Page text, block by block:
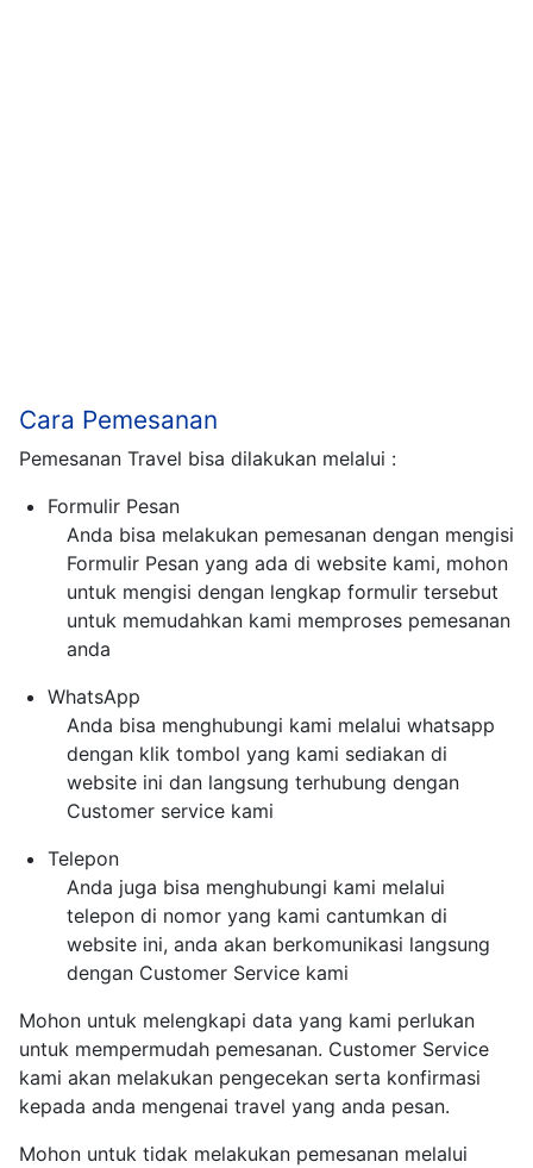
Cara Pemesanan
Pemesanan Travel bisa dilakukan melalui :
Formulir Pesan
Anda bisa melakukan pemesanan dengan mengisi
Formulir Pesan yang ada di website kami, mohon
untuk mengisi dengan lengkap formulir tersebut
untuk memudahkan kami memproses pemesanan
anda
WhatsApp
Anda bisa menghubungi kami melalui whatsapp
dengan klik tombol yang kami sediakan di
website ini dan langsung terhubung dengan
Customer service kami
Telepon
Anda juga bisa menghubungi kami melalui
telepon di nomor yang kami cantumkan di
website ini, anda akan berkomunikasi langsung
dengan Customer Service kami
Mohon untuk melengkapi data yang kami perlukan
untuk mempermudah pemesanan. Customer Service
kami akan melakukan pengecekan serta konfirmasi
kepada anda mengenai travel yang anda pesan.
Mohon untuk tidak melakukan pemesanan melalui